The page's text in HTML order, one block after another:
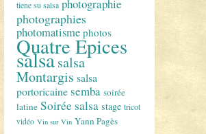
tiene su salsa photographie
photographies
photomatisme photos
Quatre Epices
salsasalsa
Montargis salsa
portoricainesemba soirée
latine Soirée salsa stage tricot
vidéo Vin sur Vin Yann Pagès